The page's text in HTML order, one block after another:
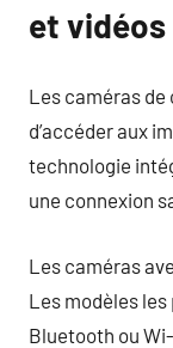
et vidéos
Les caméras
d’accéder aux
technologie
une connexion
Les caméras
Les modèles
Bluetooth ou